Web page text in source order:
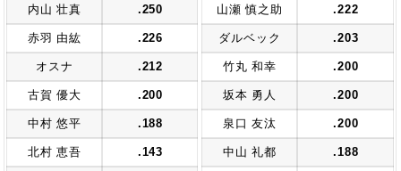
内山 壮真 .250
赤羽 由紘 .226
オスナ .212
古賀 優大 .200
中村 悠平 .188
北村 恵吾 .143
山瀬 慎之助 .222
ダルベック .203
竹丸 和幸 .200
坂本 勇人 .200
泉口 友汰 .200
中山 礼都 .188